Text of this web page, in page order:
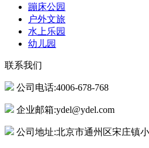
蹦床公园
户外文旅
水上乐园
幼儿园
联系我们
公司电话:4006-678-768
企业邮箱:ydel@ydel.com
公司地址:北京市通州区宋庄镇